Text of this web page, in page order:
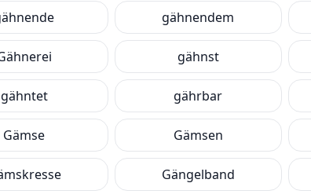
gähnendem
gähnst
gähntet gährbar
Gämse Gämsen
Gängelband